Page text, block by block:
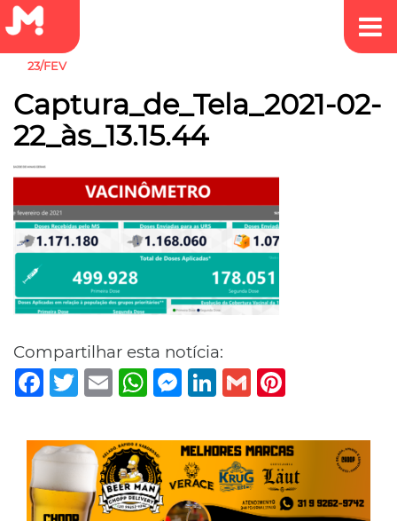
23/FEV
Captura_de_Tela_2021-02-
22_às_13.15.44
Compartilhar esta notícia:
Facebook
TwitterEmail WhatsAppMessenger
LinkedIn
Gmail